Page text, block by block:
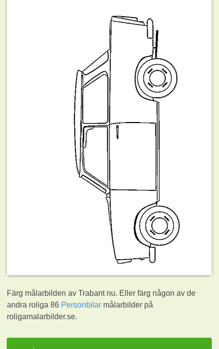
Färg målarbilden av Trabant nu. Eller färg någon av de
andra roliga 86 Personbilar målarbilder på
roligamalarbilder.se.